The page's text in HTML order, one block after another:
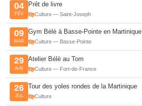
04
FÉV
Prêt de livre
Culture — Saint-Joseph
09
MAR
Gym Bèlè à Basse-Pointe en Martinique
Culture — Basse-Pointe
29
AVR
Atelier Bélè au Tom
Culture — Fort-de-France
26
JUL
Tour des yoles rondes de la Martinique
Culture